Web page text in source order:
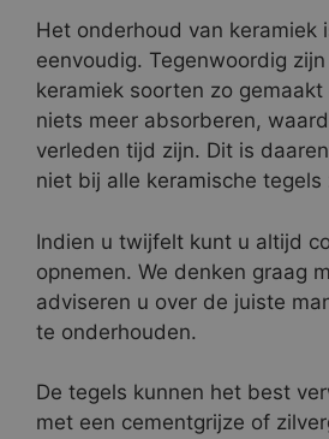
Het onderhoud van keramiek
eenvoudig. Tegenwoordig
keramiek soorten zo
niets meer absorberen,
verleden tijd zijn. Dit is
niet bij alle keramische tegels
Indien u twijfelt kunt u altijd
opnemen. We denken graag
adviseren u over de juiste
te onderhouden.
De tegels kunnen het best
met een cementgrijze of